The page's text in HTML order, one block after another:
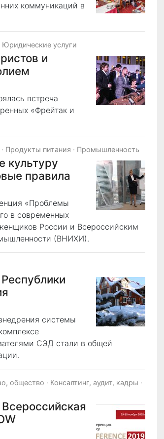
коммуникаций в
Юридические услуги
и
встреча
«Фрейтак и
· Продукты питания · Промышленность
культуру
правила
«Проблемы
в современных
России и Всероссийским
(ВНИХИ).
системы
СЭД стали в общей
общество · Консалтинг, аудит, кадры ·